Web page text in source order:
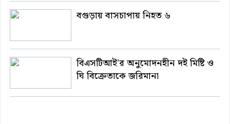
বগুড়ায় বাসচাপায় নিহত ৬
বিএসটিআই’র অনুমোদনহীন দই মিষ্টি ও
ঘি বিক্রেতাকে জরিমানা